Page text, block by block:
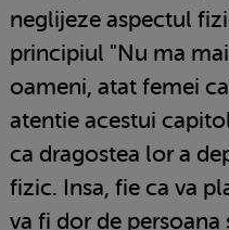
neglijeze aspectul
principiul "Nu ma
oameni, atat femei
atentie acestui
ca dragostea lor a
fizic. Insa, fie ca va
va fi dor de persoana